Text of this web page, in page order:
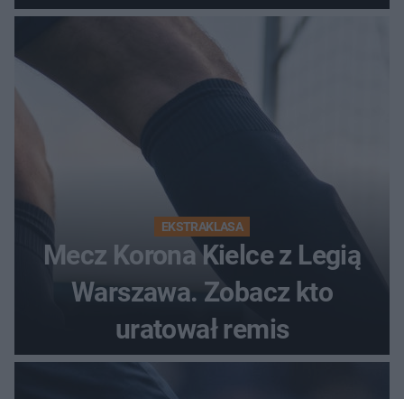
EKSTRAKLASA
Mecz Korona Kielce z Legią
Warszawa. Zobacz kto
uratował remis